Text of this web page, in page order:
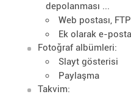
depolanması ...
Web postası,
Ek olarak e-
Fotoğraf albümleri:
Slayt gösterisi
Paylaşma
Takvim: